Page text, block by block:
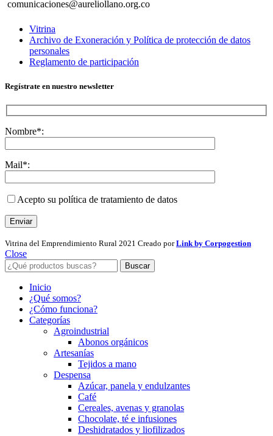
comunicaciones@aureliollano.org.co
Vitrina
Archivo de Exoneración y Política de protección de datos
personales
Reglamento de participación
Regístrate en nuestro newsletter
Nombre*:
Mail*:
Acepto su política de tratamiento de datos
Vitrina del Emprendimiento Rural 2021 Creado porLink by Corpogestion
Close
Buscar
Inicio
¿Qué somos?
¿Cómo funciona?
Categorías
Agroindustrial
Abonos orgánicos
Artesanías
Tejidos a mano
Despensa
Azúcar, panela y endulzantes
Café
Cereales, avenas y granolas
Chocolate, té e infusiones
Deshidratados y liofilizados